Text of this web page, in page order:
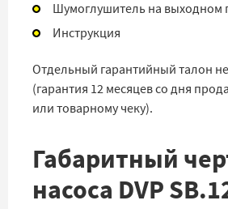
Шумоглушитель на выходном
Инструкция
Отдельный гарантийный талон не
(гарантия 12 месяцев со дня
или товарному чеку).
Габаритный
насоса DVP